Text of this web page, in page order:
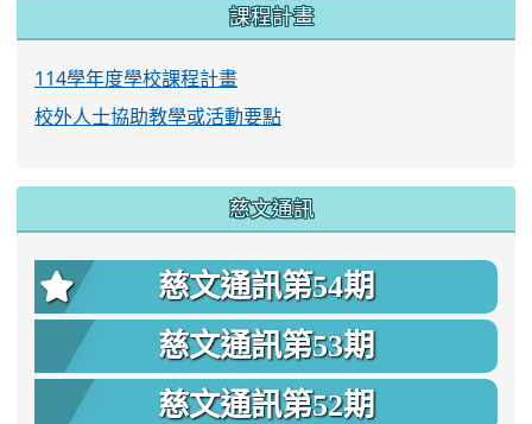
課程計畫
114學年度學校課程計畫
校外人士協助教學或活動要點
慈文通訊
慈文通訊第54期
慈文通訊第53期
慈文通訊第52期